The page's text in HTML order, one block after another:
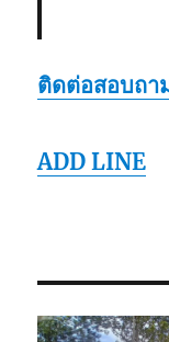
ติดต่อสอบถา
ADD LINE